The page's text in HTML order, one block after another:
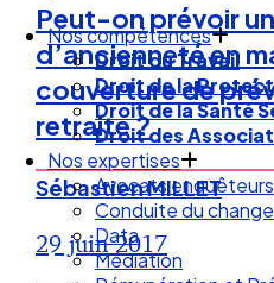
Nos compétences
Droit du Travail
Droit de la
Droit de la Santé
Droit des
Nos expertises
Avocats enquêteurs
Conduite du
Data
Médiation
Peut-on prévoir
d’ancienneté en
couverture de
retraite ?
Sébastien MILLET
29 juin 2017